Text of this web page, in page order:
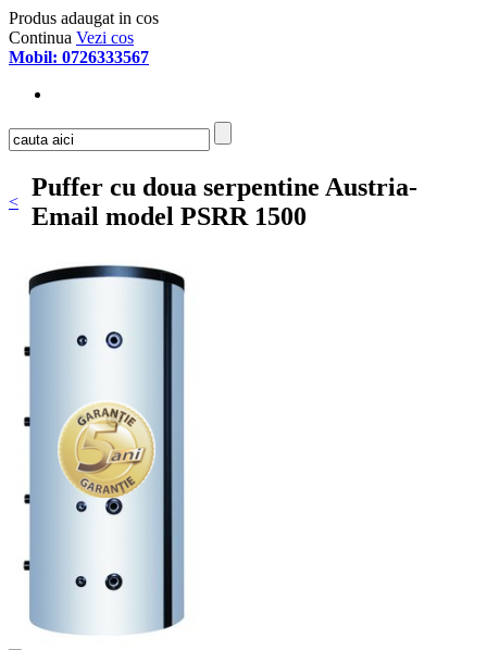
Produs adaugat in cos
Continua Vezi cos
Mobil: 0726333567
<
Puffer cu doua serpentine Austria-
Email model PSRR 1500